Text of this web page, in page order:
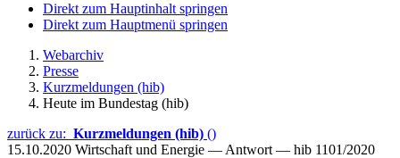
Direkt zum Hauptinhalt springen
Direkt zum Hauptmenü springen
Webarchiv
Presse
Kurzmeldungen (hib)
Heute im Bundestag (hib)
zurück zu: Kurzmeldungen (hib) ()
15.10.2020 Wirtschaft und Energie — Antwort — hib 1101/2020